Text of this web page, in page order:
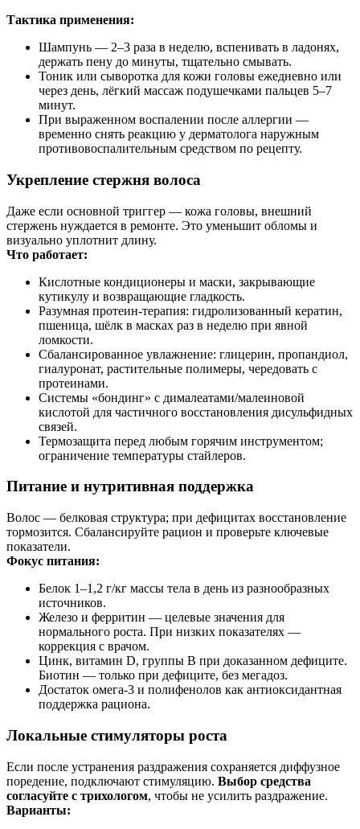
Тактика применения:
Шампунь — 2–3 раза в неделю, вспенивать в ладонях,
держать пену до минуты, тщательно смывать.
Тоник или сыворотка для кожи головы ежедневно или
через день, лёгкий массаж подушечками пальцев 5–7
минут.
При выраженном воспалении после аллергии —
временно снять реакцию у дерматолога наружным
противовоспалительным средством по рецепту.
Укрепление стержня волоса
Даже если основной триггер — кожа головы, внешний
стержень нуждается в ремонте. Это уменьшит обломы и
визуально уплотнит длину.
Что работает:
Кислотные кондиционеры и маски, закрывающие
кутикулу и возвращающие гладкость.
Разумная протеин‑терапия: гидролизованный кератин,
пшеница, шёлк в масках раз в неделю при явной
ломкости.
Сбалансированное увлажнение: глицерин, пропандиол,
гиалуронат, растительные полимеры, чередовать с
протеинами.
Системы «бондинг» с дималеатами/малеиновой
кислотой для частичного восстановления дисульфидных
связей.
Термозащита перед любым горячим инструментом;
ограничение температуры стайлеров.
Питание и нутритивная поддержка
Волос — белковая структура; при дефицитах восстановление
тормозится. Сбалансируйте рацион и проверьте ключевые
показатели.
Фокус питания:
Белок 1–1,2 г/кг массы тела в день из разнообразных
источников.
Железо и ферритин — целевые значения для
нормального роста. При низких показателях —
коррекция с врачом.
Цинк, витамин D, группы B при доказанном дефиците.
Биотин — только при дефиците, без мегадоз.
Достаток омега‑3 и полифенолов как антиоксидантная
поддержка рациона.
Локальные стимуляторы роста
Если после устранения раздражения сохраняется диффузное
поредение, подключают стимуляцию. Выбор средства
согласуйте с трихологом, чтобы не усилить раздражение.
Варианты: